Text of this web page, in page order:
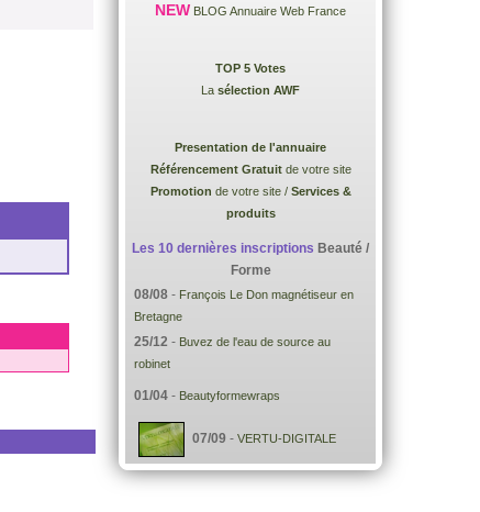
NEW BLOG Annuaire Web France
TOP 5 Votes
La sélection AWF
Presentation de l'annuaire
Référencement Gratuitde votre site
Promotion de votre site / Services &
produits
Les 10 dernières inscriptions Beauté /
Forme
08/08 - François Le Don magnétiseur en
Bretagne
25/12 - Buvez de l'eau de source au
robinet
01/04 - Beautyformewraps
07/09 - VERTU-DIGITALE